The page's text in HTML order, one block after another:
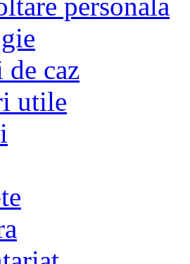
caz
utile